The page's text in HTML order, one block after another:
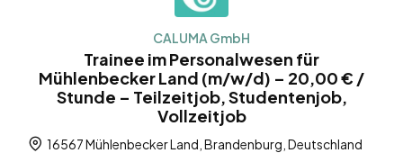
CALUMA GmbH
Trainee im Personalwesen für
Mühlenbecker Land (m/w/d) – 20,00 € /
Stunde – Teilzeitjob, Studentenjob,
Vollzeitjob
16567 Mühlenbecker Land, Brandenburg, Deutschland